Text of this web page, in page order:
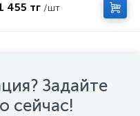
455 тг /шт
Задайте
сейчас!